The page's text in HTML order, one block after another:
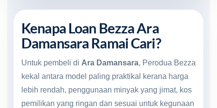
Kenapa Loan Bezza Ara
Damansara Ramai Cari?
Untuk pembeli di Ara Damansara, Perodua Bezza
kekal antara model paling praktikal kerana harga
lebih rendah, penggunaan minyak yang jimat, kos
pemilikan yang ringan dan sesuai untuk kegunaan